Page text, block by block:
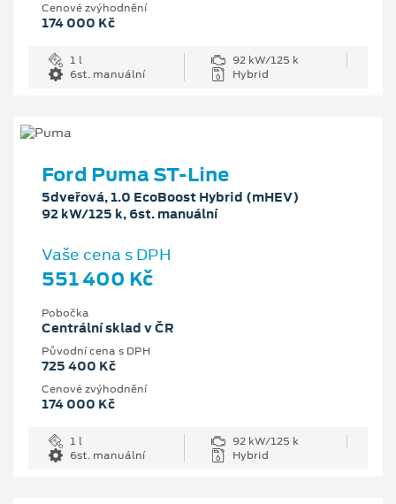
Cenové zvýhodnění
174 000 Kč
1 l
92 kW/125 k
6st. manuální
Hybrid
Ford Puma ST-Line
5dveřová, 1.0 EcoBoost Hybrid (mHEV)
92 kW/125 k, 6st. manuální
Vaše cena s DPH
551 400 Kč
Pobočka
Centrální sklad v ČR
Původní cena s DPH
725 400 Kč
Cenové zvýhodnění
174 000 Kč
1 l
92 kW/125 k
6st. manuální
Hybrid